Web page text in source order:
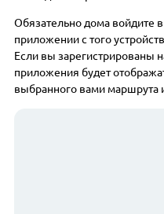
Обязательно дома войдите
приложении с того
Если вы зарегистрированы
приложения будет
выбранного вами маршрута